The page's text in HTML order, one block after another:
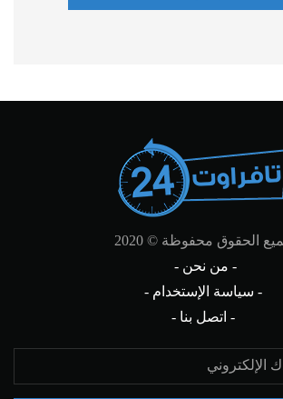
الحقوق محفوظة © 2020
- من نحن -
- سياسة الإستخدام -
- اتصل بنا -